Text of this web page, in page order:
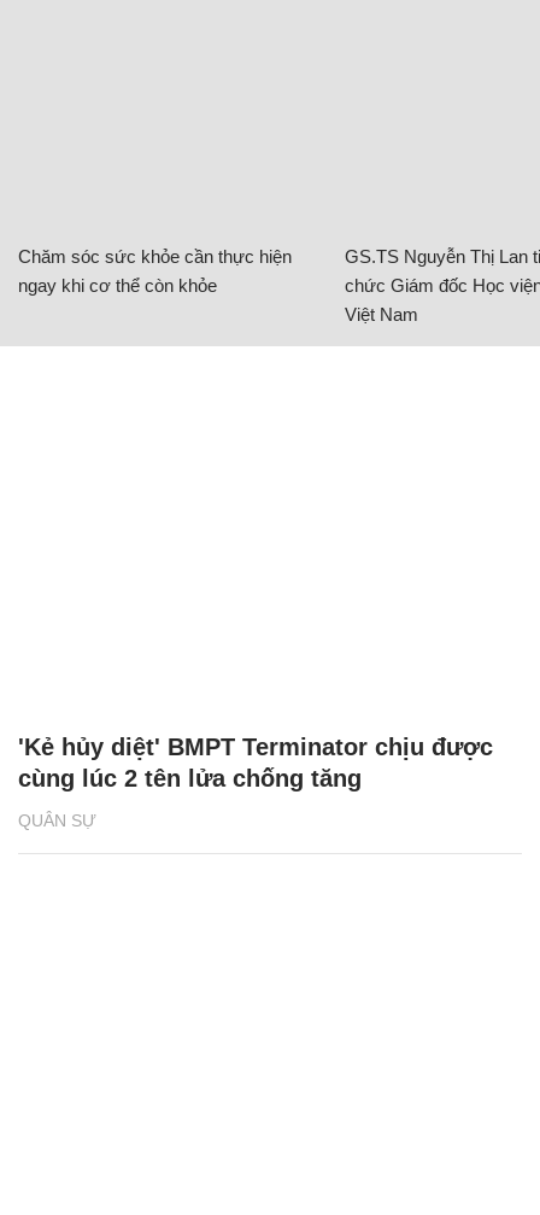
Chăm sóc sức khỏe cần thực hiện
ngay khi cơ thể còn khỏe
GS.TS Nguyễn Thị Lan
chức Giám đốc Học
Việt Nam
QUÂN SỰ
'Kẻ hủy diệt' BMPT Terminator chịu được
cùng lúc 2 tên lửa chống tăng